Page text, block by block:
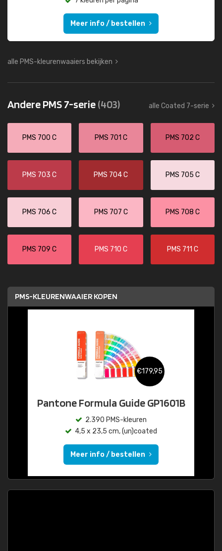
Meer info / bestellen
alle PMS-kleurenwaaiers bekijken
Andere PMS 7-serie(403) alle Coated 7-serie
PMS 700 C PMS 701 C PMS 702 C
PMS 703 C PMS 704 C PMS 705 C
PMS 706 C PMS 707 C PMS 708 C
PMS 709 C PMS 710 C PMS 711 C
PMS-KLEURENWAAIER KOPEN
€179,95
Pantone Formula Guide GP1601B
2.390 PMS-kleuren
4,5 x 23,5 cm, (un)coated
Meer info / bestellen